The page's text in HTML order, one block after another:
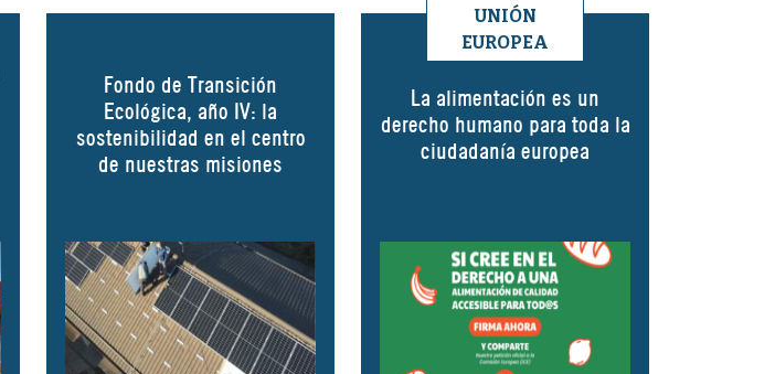
Fondo de Transición
Ecológica, año IV: la
sostenibilidad en el centro
de nuestras misiones
UNIÓN
EUROPEA
La alimentación es un
derecho humano para toda la
ciudadanía europea